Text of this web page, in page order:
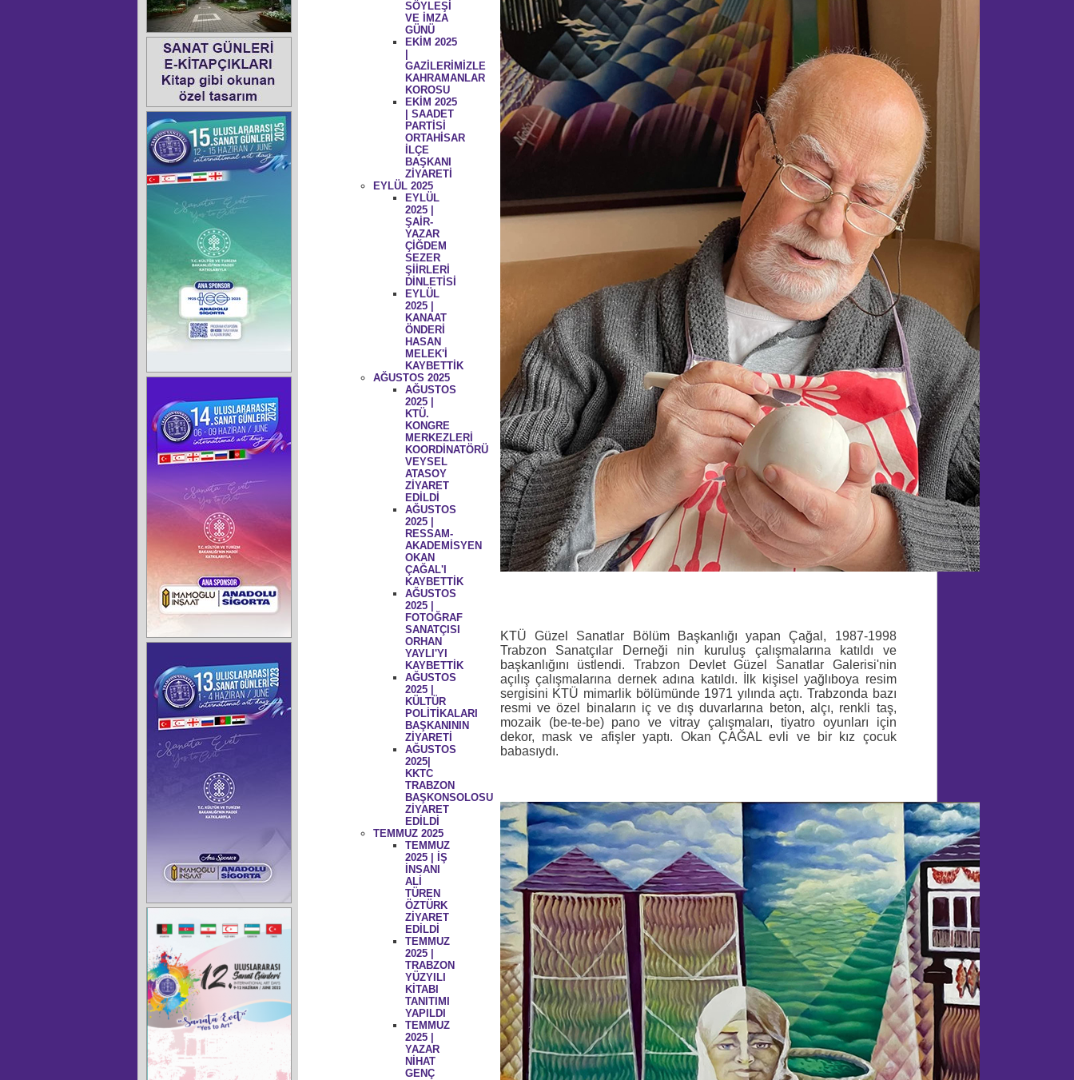
KTÜ Güzel Sanatlar Bölüm Başkanlığı yapan Çağal, 1987-1998
Trabzon Sanatçılar Derneği nin kuruluş çalışmalarına katıldı ve
başkanlığını üstlendi. Trabzon Devlet Güzel Sanatlar Galerisi'nin
açılış çalışmalarına dernek adına katıldı. İlk kişisel yağlıboya resim
sergisini KTÜ mimarlik bölümünde 1971 yılında açtı. Trabzonda bazı
resmi ve özel binaların iç ve dış duvarlarına beton, alçı, renkli taş,
mozaik (be-te-be) pano ve vitray çalışmaları, tiyatro oyunları için
dekor, mask ve afişler yaptı. Okan ÇAĞAL evli ve bir kız çocuk
babasıydı.
SÖYLEŞİ
VE İMZA
GÜNÜ
EKİM 2025
GAZİLERİMİZLE
KAHRAMANLAR
KOROSU
EKİM 2025
| SAADET
PARTİSİ
ORTAHİSAR
İLÇE
BAŞKANI
ZİYARETİ
EYLÜL 2025
EYLÜL
2025 |
ŞAİR-
YAZAR
ÇİĞDEM
SEZER
ŞİİRLERİ
DİNLETİSİ
EYLÜL
2025 |
KANAAT
ÖNDERİ
HASAN
MELEK'İ
KAYBETTİK
AĞUSTOS 2025
AĞUSTOS
2025 |
KTÜ.
KONGRE
MERKEZLERİ
KOORDİNATÖRÜ
VEYSEL
ATASOY
ZİYARET
EDİLDİ
AĞUSTOS
2025 |
RESSAM-
AKADEMİSYEN
OKAN
ÇAĞAL'I
KAYBETTİK
AĞUSTOS
2025 |
FOTOĞRAF
SANATÇISI
ORHAN
YAYLI'YI
KAYBETTİK
AĞUSTOS
2025 |
KÜLTÜR
POLİTİKALARI
BAŞKANININ
ZİYARETİ
AĞUSTOS
2025|
KKTC
TRABZON
BAŞKONSOLOSU
ZİYARET
EDİLDİ
TEMMUZ 2025
TEMMUZ
2025 | İŞ
İNSANI
ALİ
TÜREN
ÖZTÜRK
ZİYARET
EDİLDİ
TEMMUZ
2025 |
TRABZON
YÜZYILI
KİTABI
TANITIMI
YAPILDI
TEMMUZ
2025 |
YAZAR
NİHAT
GENÇ